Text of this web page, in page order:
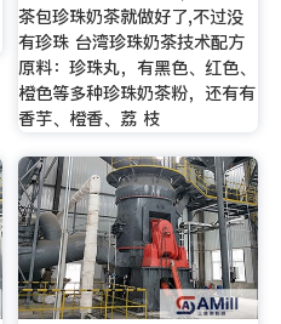
茶包珍珠奶茶就做好了,不过没
有珍珠 台湾珍珠奶茶技术配方
原料：珍珠丸，有黑色、红色、
橙色等多种珍珠奶茶粉，还有有
香芋、橙香、荔 枝